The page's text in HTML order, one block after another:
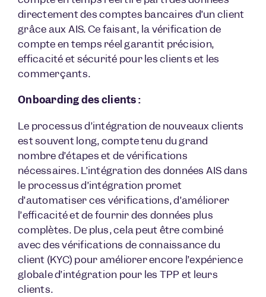
directement des comptes bancaires d’un client
grâce aux AIS. Ce faisant, la vérification de
compte en temps réel garantit précision,
efficacité et sécurité pour les clients et les
commerçants.
Onboarding des clients :
Le processus d’intégration de nouveaux clients
est souvent long, compte tenu du grand
nombre d’étapes et de vérifications
nécessaires. L’intégration des données AIS dans
le processus d’intégration promet
d’automatiser ces vérifications, d’améliorer
l’efficacité et de fournir des données plus
complètes. De plus, cela peut être combiné
avec des vérifications de connaissance du
client (KYC) pour améliorer encore l’expérience
globale d’intégration pour les TPP et leurs
clients.